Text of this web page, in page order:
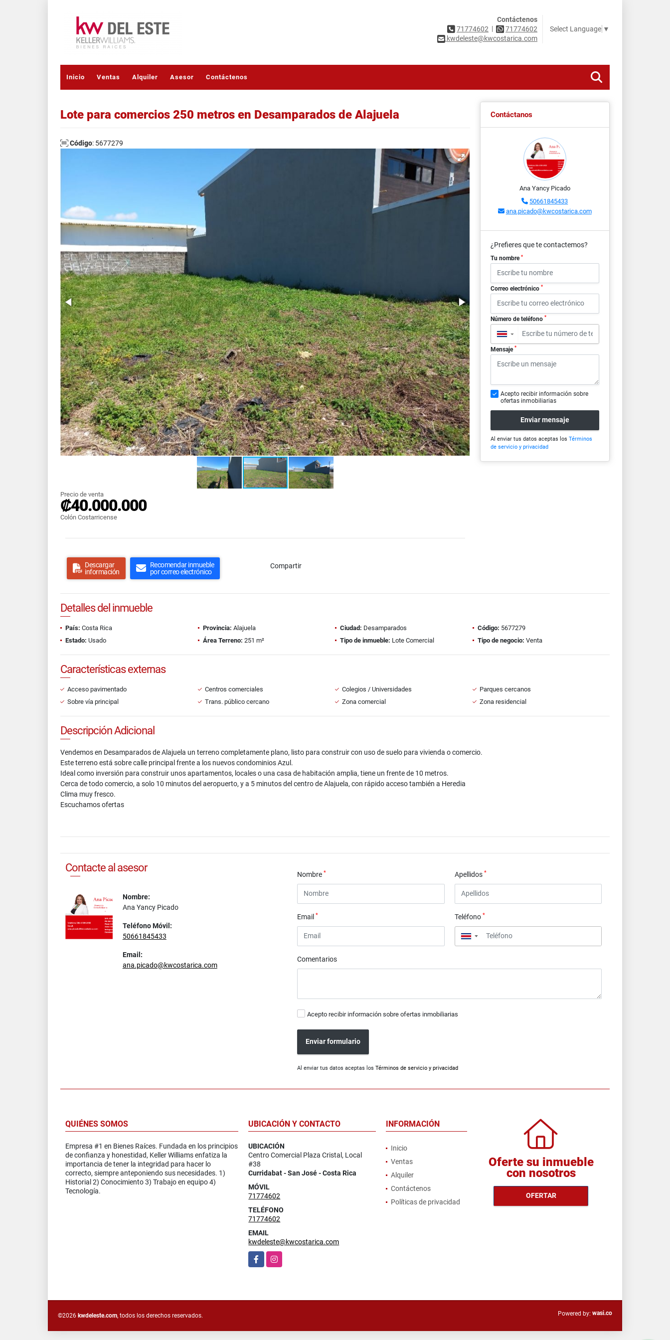
Contáctenos
71774602 |
71774602
kwdeleste@kwcostarica.com
Select Language ▼
Inicio Ventas Alquiler Asesor Contáctenos
Lote para comercios 250 metros en Desamparados de Alajuela
Código: 5677279
Precio de venta
₡40.000.000
Colón Costarricense
Descargar
información
Recomendar inmueble
por correo electrónico
Compartir
Contáctanos
Ana Yancy Picado
50661845433
ana.picado@kwcostarica.com
¿Prefieres que te contactemos?
Tu nombre *
Correo electrónico *
Número de teléfono *
▼
Mensaje *
Acepto recibir información sobre
ofertas inmobiliarias
Enviar mensaje
Al enviar tus datos aceptas los Términos
de servicio y privacidad
Detalles del inmueble
País: Costa Rica Provincia: Alajuela Ciudad: Desamparados Código: 5677279
Estado: Usado Área Terreno: 251 m² Tipo de inmueble: Lote Comercial Tipo de negocio: Venta
Características externas
Acceso pavimentado Centros comerciales Colegios / Universidades
Parques cercanos
Sobre vía principal
Trans. público cercano Zona comercial Zona residencial
Descripción Adicional
Vendemos en Desamparados de Alajuela un terreno completamente plano, listo para construir con uso de suelo para vivienda o comercio.
Este terreno está sobre calle principal frente a los nuevos condominios Azul.
Ideal como inversión para construir unos apartamentos, locales o una casa de habitación amplia, tiene un frente de 10 metros.
Cerca de todo comercio, a solo 10 minutos del aeropuerto, y a 5 minutos del centro de Alajuela, con rápido acceso también a Heredia
Clima muy fresco.
Escuchamos ofertas
Contacte al asesor
Nombre:
Ana Yancy Picado
Teléfono Móvil:
50661845433
Email:
ana.picado@kwcostarica.com
Nombre* Apellidos *
Email* Teléfono *
▼
Comentarios
Acepto recibir información sobre ofertas inmobiliarias
Enviar formulario
Al enviar tus datos aceptas losTérminos de servicio y privacidad
QUIÉNES SOMOS
Empresa #1 en Bienes Raíces. Fundada en los principios
de confianza y honestidad, Keller Williams enfatiza la
importancia de tener la integridad para hacer lo
correcto, siempre anteponiendo sus necesidades. 1)
Historial 2) Conocimiento 3) Trabajo en equipo 4)
Tecnología.
UBICACIÓN Y CONTACTO
UBICACIÓN
Centro Comercial Plaza Cristal, Local
#38
Curridabat - San José - Costa Rica
MÓVIL
71774602
TELÉFONO
71774602
EMAIL
kwdeleste@kwcostarica.com
FacebookInstagram
INFORMACIÓN
Inicio
Ventas
Alquiler
Contáctenos
Políticas de privacidad
Oferte su inmueble
con nosotros
OFERTAR
©2026 kwdeleste.com, todos los derechos reservados. Powered by: wasi.co